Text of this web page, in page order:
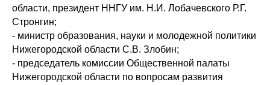
области, президент ННГУ им. Н.И. Лобачевского Р.Г.
Стронгин;
- министр образования, науки и молодежной политики
Нижегородской области С.В. Злобин;
- председатель комиссии Общественной палаты
Нижегородской области по вопросам развития